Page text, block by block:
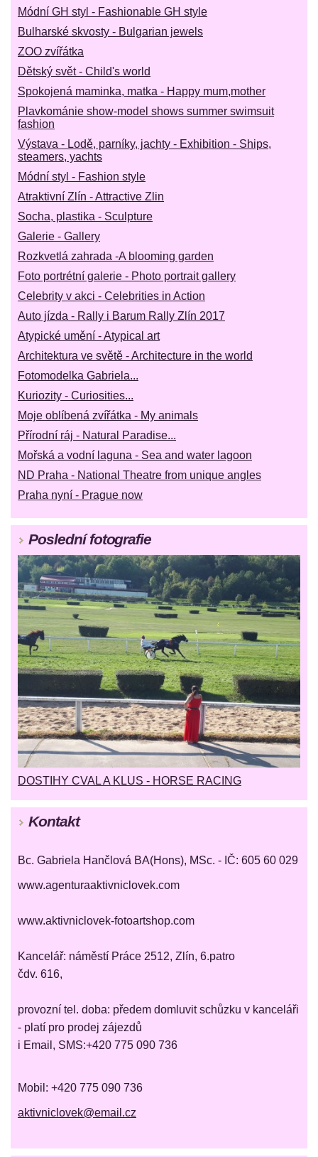
Módní GH styl - Fashionable GH style
Bulharské skvosty - Bulgarian jewels
ZOO zvířátka
Dětský svět - Child's world
Spokojená maminka, matka - Happy mum,mother
Plavkománie show-model shows summer swimsuit
fashion
Výstava - Lodě, parníky, jachty - Exhibition - Ships,
steamers, yachts
Módní styl - Fashion style
Atraktivní Zlín - Attractive Zlin
Socha, plastika - Sculpture
Galerie - Gallery
Rozkvetlá zahrada -A blooming garden
Foto portrétní galerie - Photo portrait gallery
Celebrity v akci - Celebrities in Action
Auto jízda - Rally i Barum Rally Zlín 2017
Atypické umění - Atypical art
Architektura ve světě - Architecture in the world
Fotomodelka Gabriela...
Kuriozity - Curiosities...
Moje oblíbená zvířátka - My animals
Přírodní ráj - Natural Paradise...
Mořská a vodní laguna - Sea and water lagoon
ND Praha - National Theatre from unique angles
Praha nyní - Prague now
Poslední fotografie
DOSTIHY CVAL A KLUS - HORSE RACING
Kontakt
Bc. Gabriela Hančlová BA(Hons), MSc. - IČ: 605 60 029
www.agenturaaktivniclovek.com
www.aktivniclovek-fotoartshop.com
Kancelář: náměstí Práce 2512, Zlín, 6.patro
čdv. 616,
provozní tel. doba: předem domluvit schůzku v kanceláři
- platí pro prodej zájezdů
i Email, SMS:+420 775 090 736
Mobil: +420 775 090 736
aktivniclovek@email.cz